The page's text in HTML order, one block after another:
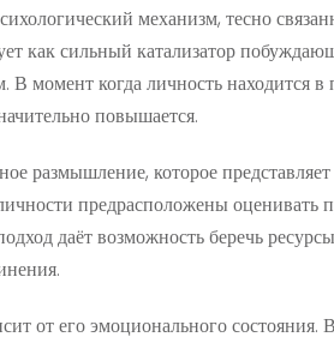
механизм, тесно
как сильный катализатор
момент когда личность находится в
повышается.
размышление, которое
предрасположены оценивать
даёт возможность беречь
от его эмоционального